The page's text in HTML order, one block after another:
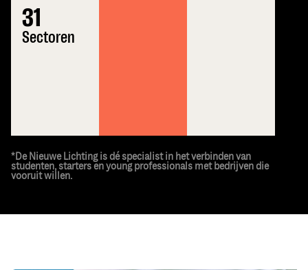
31
Sectoren
*De Nieuwe Lichting is dé specialist in het verbinden van
studenten, starters en young professionals met bedrijven die
vooruit willen.